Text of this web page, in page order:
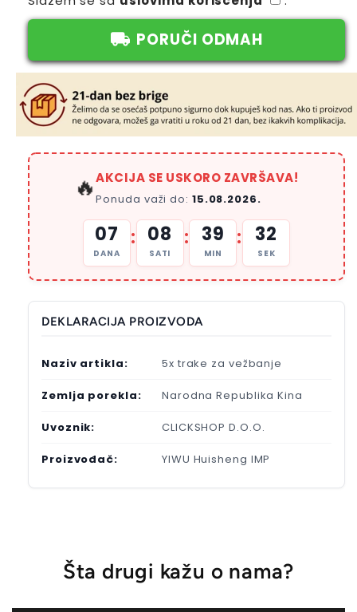
PORUČI ODMAH
🔥AKCIJA SE USKORO ZAVRŠAVA!
Ponuda važi do: 15.08.2026.
07
DANA
: 08
SATI
: 39
MIN
: 32
SEK
DEKLARACIJA PROIZVODA
Naziv artikla: 5x trake za vežbanje
Zemlja porekla: Narodna Republika Kina
Uvoznik: CLICKSHOP D.O.O.
Proizvođač: YIWU Huisheng IMP
Šta drugi kažu o nama?